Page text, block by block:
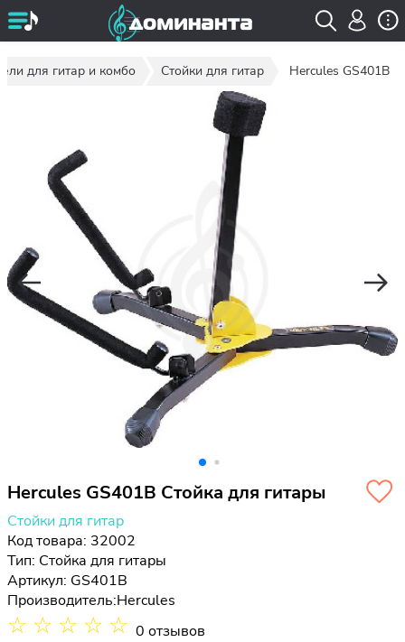
для гитар и комбо Стойки для гитар Hercules GS401B
Hercules GS401B Стойка для гитары
Стойки для гитар
Код товара: 32002
Тип: Стойка для гитары
Артикул: GS401B
Производитель:Hercules
☆ ☆ ☆ ☆ ☆ 0 отзывов